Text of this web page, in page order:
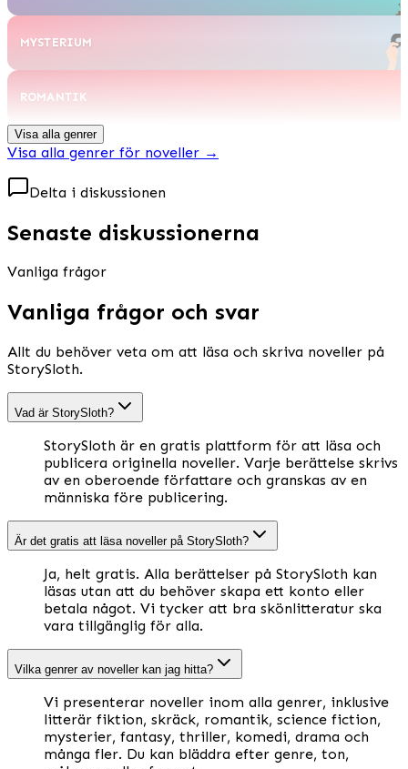
MYSTERIUM
ROMANTIK
Visa alla genrer
Visa alla genrer för noveller →
Delta i diskussionen
Senaste diskussionerna
Vanliga frågor
Vanliga frågor och svar
Allt du behöver veta om att läsa och skriva noveller på
StorySloth.
Vad är StorySloth?
StorySloth är en gratis plattform för att läsa och
publicera originella noveller. Varje berättelse skrivs
av en oberoende författare och granskas av en
människa före publicering.
Är det gratis att läsa noveller på StorySloth?
Ja, helt gratis. Alla berättelser på StorySloth kan
läsas utan att du behöver skapa ett konto eller
betala något. Vi tycker att bra skönlitteratur ska
vara tillgänglig för alla.
Vilka genrer av noveller kan jag hitta?
Vi presenterar noveller inom alla genrer, inklusive
litterär fiktion, skräck, romantik, science fiction,
mysterier, fantasy, thriller, komedi, drama och
många fler. Du kan bläddra efter genre, ton,